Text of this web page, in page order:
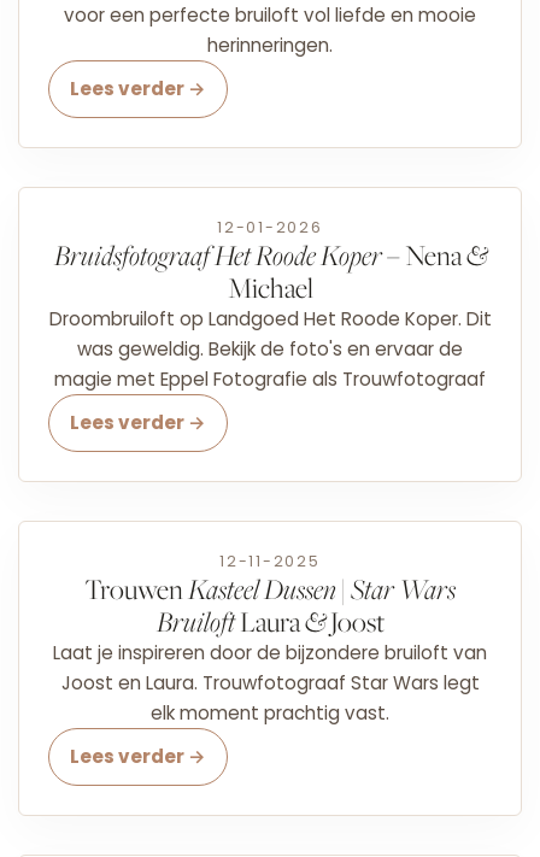
voor een perfecte bruiloft vol liefde en mooie
herinneringen.
Lees verder →
12-01-2026
Bruidsfotograaf Het Roode Koper– Nena&
Michael
Droombruiloft op Landgoed Het Roode Koper. Dit
was geweldig. Bekijk de foto's en ervaar de
magie met Eppel Fotografie als Trouwfotograaf
Lees verder →
12-11-2025
TrouwenKasteel Dussen|Star Wars
BruiloftLaura&Joost
Laat je inspireren door de bijzondere bruiloft van
Joost en Laura. Trouwfotograaf Star Wars legt
elk moment prachtig vast.
Lees verder →